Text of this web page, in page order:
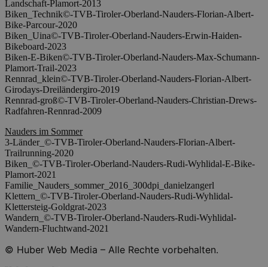
Landschaft-Plamort-2013
Biken_Technik©-TVB-Tiroler-Oberland-Nauders-Florian-Albert-
Bike-Parcour-2020
Biken_Uina©-TVB-Tiroler-Oberland-Nauders-Erwin-Haiden-
Bikeboard-2023
Biken-E-Biken©-TVB-Tiroler-Oberland-Nauders-Max-Schumann-
Plamort-Trail-2023
Rennrad_klein©-TVB-Tiroler-Oberland-Nauders-Florian-Albert-
Girodays-Dreiländergiro-2019
Rennrad-groß©-TVB-Tiroler-Oberland-Nauders-Christian-Drews-
Radfahren-Rennrad-2009
Nauders im Sommer
3-Länder_©-TVB-Tiroler-Oberland-Nauders-Florian-Albert-
Trailrunning-2020
Biken_©-TVB-Tiroler-Oberland-Nauders-Rudi-Wyhlidal-E-Bike-
Plamort-2021
Familie_Nauders_sommer_2016_300dpi_danielzangerl
Klettern_©-TVB-Tiroler-Oberland-Nauders-Rudi-Wyhlidal-
Klettersteig-Goldgrat-2023
Wandern_©-TVB-Tiroler-Oberland-Nauders-Rudi-Wyhlidal-
Wandern-Fluchtwand-2021
© Huber Web Media – Alle Rechte vorbehalten.